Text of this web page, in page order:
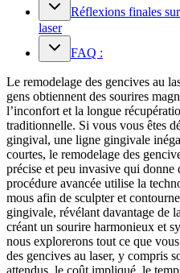
Réflexions finales
laser
FAQ :
Le remodelage des gencives au
gens obtiennent des sourires
l’inconfort et la longue
traditionnelle. Si vous vous êtes
gingival, une ligne gingivale
courtes, le remodelage des
précise et peu invasive qui donne
procédure avancée utilise la
mous afin de sculpter et
gingivale, révélant davantage de
créant un sourire harmonieux et
nous explorerons tout ce que
des gencives au laser, y compris